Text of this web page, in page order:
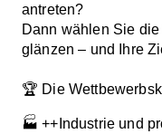
antreten?
Dann wählen Sie
glänzen – und Ihre
🏆 Die
🏭 ++Industrie und